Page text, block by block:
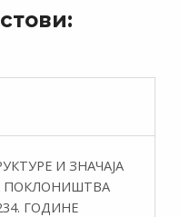
И ЗНАЧАЈА
ПОКЛОНИШТВА
ГОДИНЕ